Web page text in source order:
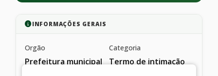
INFORMAÇÕES GERAIS
Orgão
Prefeitura municipal
Categoria
Termo de intimação